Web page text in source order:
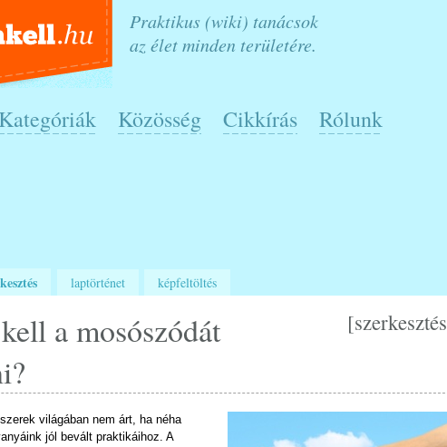
Praktikus (wiki) tanácsok
az élet minden területére.
Kategóriák Közösség Cikkírás Rólunk
laptörténet képfeltöltés
[szerkesztés
a mosószódát
világában nem árt, ha néha
jól bevált praktikáihoz. A